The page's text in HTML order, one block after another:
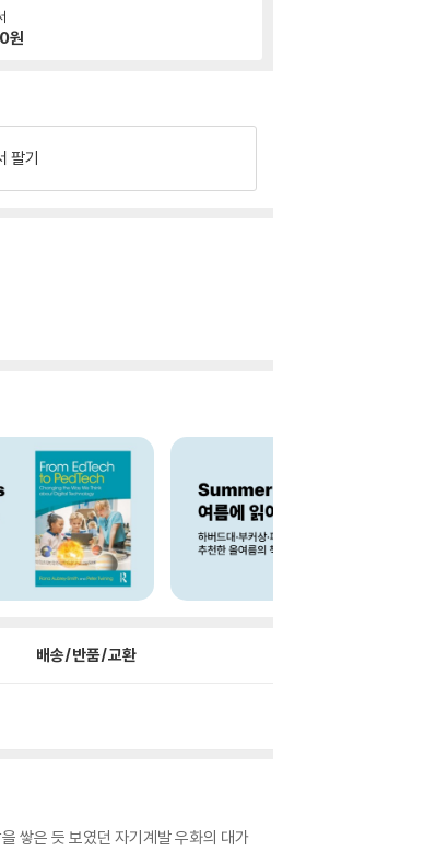
원
팔기
배송/반품/교환
을 쌓은 듯 보였던 자기계발 우화의 대가